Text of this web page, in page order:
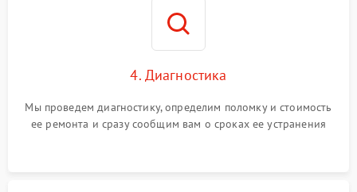
4. Диагностика
Мы проведем диагностику, определим поломку и стоимость
ее ремонта и сразу сообщим вам о сроках ее устранения